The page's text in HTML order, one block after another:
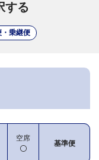
する
・乗継便
空席
基準便